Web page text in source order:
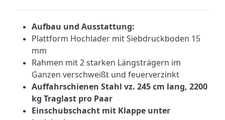
Aufbau und Ausstattung:
Plattform Hochlader mit Siebdruckboden 15
mm
Rahmen mit 2 starken Längsträgern im
Ganzen verschweißt und feuerverzinkt
Auffahrschienen Stahl vz. 245 cm lang, 2200
kg Traglast pro Paar
Einschubschacht mit Klappe unter